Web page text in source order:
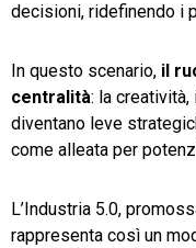
decisioni, ridefinendo i
In questo scenario, il
centralità: la
diventano leve
come alleata per
L’Industria 5.0,
rappresenta così un